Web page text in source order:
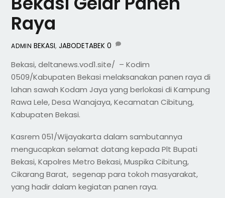
Raya
ADMIN BEKASI,JABODETABEK 0
Bekasi, deltanews.vod1.site/ – Kodim
0509/Kabupaten Bekasi melaksanakan panen raya di
lahan sawah Kodam Jaya yang berlokasi di Kampung
Rawa Lele, Desa Wanajaya, Kecamatan Cibitung,
Kabupaten Bekasi.
Kasrem 051/Wijayakarta dalam sambutannya
mengucapkan selamat datang kepada Plt Bupati
Bekasi, Kapolres Metro Bekasi, Muspika Cibitung,
Cikarang Barat, segenap para tokoh masyarakat,
yang hadir dalam kegiatan panen raya.